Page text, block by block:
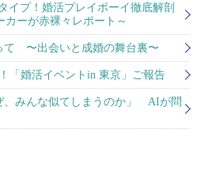
イプ！婚活プレイボーイ徹底解剖
カーが赤裸々レポート～
て 〜出会いと成婚の舞台裏〜
「婚活イベントin 東京」ご報告
、みんな似てしまうのか」 AIが問